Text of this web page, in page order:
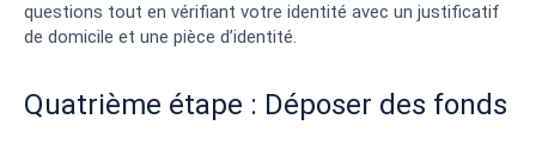
questions tout en vérifiant votre identité avec un justificatif
de domicile et une pièce d’identité.
Quatrième étape : Déposer des fonds